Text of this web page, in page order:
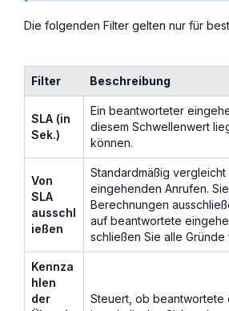
Die folgenden Filter gelten nur für
Filter Beschreibung
SLA (in
Sek.)
Ein beantworteter
diesem Schwellenwert
können.
Von
SLA
ausschl
ießen
Standardmäßig
eingehenden Anrufen.
Berechnungen
auf beantwortete
schließen Sie alle
Kennza
hlen
der
Steuert, ob